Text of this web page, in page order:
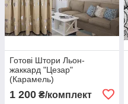
Готові Штори Льон-
жаккард "Цезар"
(Карамель)
1 200 ₴/комплект